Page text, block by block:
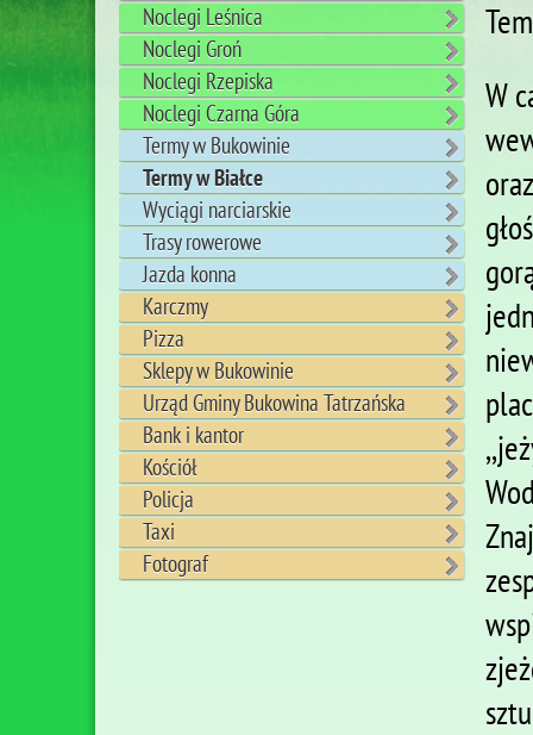
Noclegi Leśnica
Noclegi Groń
Noclegi Rzepiska
Noclegi Czarna Góra
Termy w Bukowinie
Termy w Białce
Wyciągi narciarskie
Trasy rowerowe
Jazda konna
Karczmy
Pizza
Sklepy w Bukowinie
Urząd Gminy Bukowina Tatrzańska
Bank i kantor
Kościół
Policja
Taxi
Fotograf
W